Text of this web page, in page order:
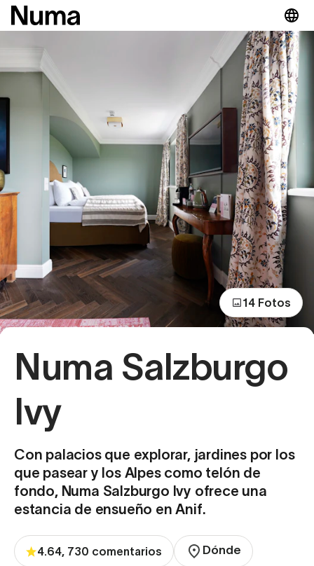
14 Fotos
Numa Salzburgo
Ivy
Con palacios que explorar, jardines por los
que pasear y los Alpes como telón de
fondo, Numa Salzburgo Ivy ofrece una
estancia de ensueño en Anif.
4.64, 730 comentarios Dónde